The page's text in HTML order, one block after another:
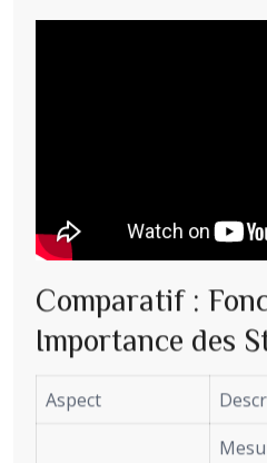
Comparatif :
Importance des
Aspect